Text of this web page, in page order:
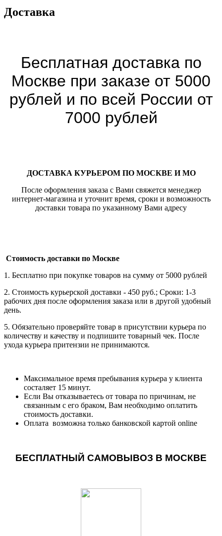
Доставка
Бесплатная доставка по
Москве при заказе от 5000
рублей и по всей России от
7000 рублей
ДОСТАВКА КУРЬЕРОМ ПО МОСКВЕ И МО
После оформления заказа с Вами свяжется менеджер
интернет-магазина и уточнит время, сроки и возможность
доставки товара по указанному Вами адресу
Стоимость доставки по Москве
1. Бесплатно при покупке товаров на сумму от 5000 рублей
2. Стоимость курьерской доставки - 450 руб.; Сроки: 1-3
рабочих дня после оформления заказа или в другой удобный
день.
5. Обязательно проверяйте товар в присутствии курьера по
количеству и качеству и подпишите товарный чек. После
ухода курьера притензии не принимаются.
Максимальное время пребывания курьера у клиента
состаляет 15 минут.
Если Вы отказываетесь от товара по причинам, не
связанным с его браком, Вам необходимо оплатить
стоимость доставки.
Оплата возможна только банковской картой online
БЕСПЛАТНЫЙ САМОВЫВОЗ В МОСКВЕ